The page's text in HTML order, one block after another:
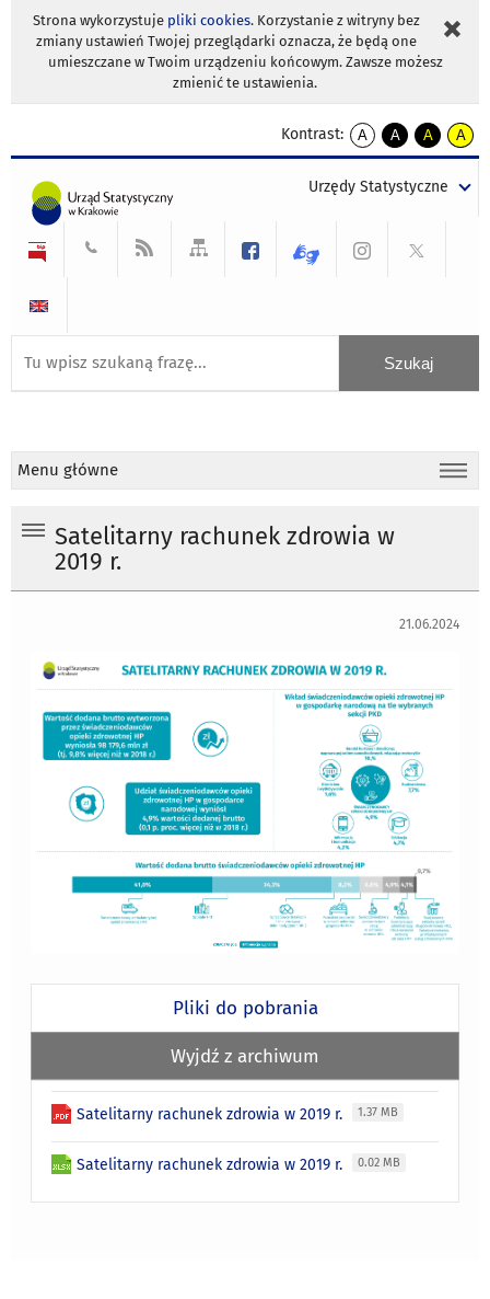
Strona wykorzystuje pliki cookies. Korzystanie z witryny bez
zmiany ustawień Twojej przeglądarki oznacza, że będą one
umieszczane w Twoim urządzeniu końcowym. Zawsze możesz
zmienić te ustawienia.
Kontrast:
A
kontrast
A
kontrast
tekst
czarnym
A
kontrast
tekst
czarnym
A
tekst
żółtym
Urzędy Statystyczne
Menu główne
Satelitarny rachunek zdrowia w
2019 r.
21.06.2024
Pliki do pobrania
Wyjdź z archiwum
Satelitarny rachunek zdrowia w 2019 r. 1.37 MB
Satelitarny rachunek zdrowia w 2019 r. 0.02 MB